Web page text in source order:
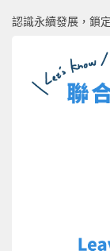
認識永續發展，鎖